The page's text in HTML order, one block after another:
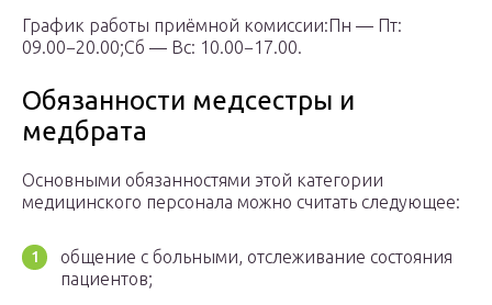
График работы приёмной комиссии:Пн — Пт:
09.00−20.00;Сб — Вс: 10.00−17.00.
Обязанности медсестры и
медбрата
Основными обязанностями этой категории
медицинского персонала можно считать следующее:
общение с больными, отслеживание состояния
пациентов;